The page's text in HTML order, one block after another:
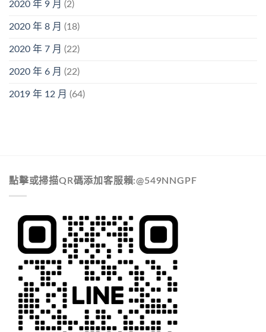
2020 年 9 月 (2)
2020 年 8 月 (18)
2020 年 7 月 (22)
2020 年 6 月 (22)
2019 年 12 月 (64)
點擊或掃描QR碼添加客服賴:@549NNGPF